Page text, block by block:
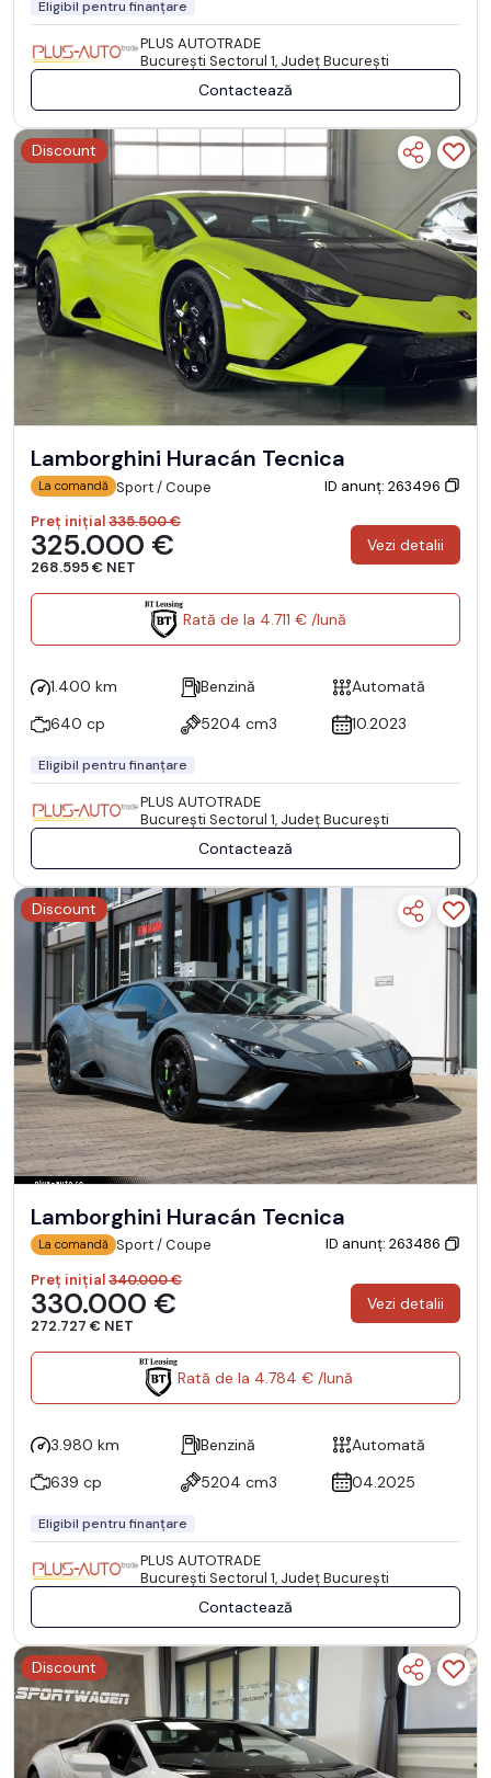
Eligibil pentru finanțare
PLUS AUTOTRADE
Bucureşti Sectorul 1, Județ București
Contactează
Discount
Lamborghini Huracán Tecnica
La comandă Sport / Coupe
ID anunț: 263496
Preț inițial335.500 €
325.000 €
268.595 € NET
Vezi detalii
Rată de la 4.711 € /lună
1.400 km Benzină
Automată
640 cp
5204 cm3 10.2023
Eligibil pentru finanțare
PLUS AUTOTRADE
Bucureşti Sectorul 1, Județ București
Contactează
Discount
Lamborghini Huracán Tecnica
La comandă Sport / Coupe
ID anunț: 263486
Preț inițial340.000 €
330.000 €
272.727 € NET
Vezi detalii
Rată de la 4.784 € /lună
3.980 km Benzină
Automată
639 cp
5204 cm3 04.2025
Eligibil pentru finanțare
PLUS AUTOTRADE
Bucureşti Sectorul 1, Județ București
Contactează
Discount